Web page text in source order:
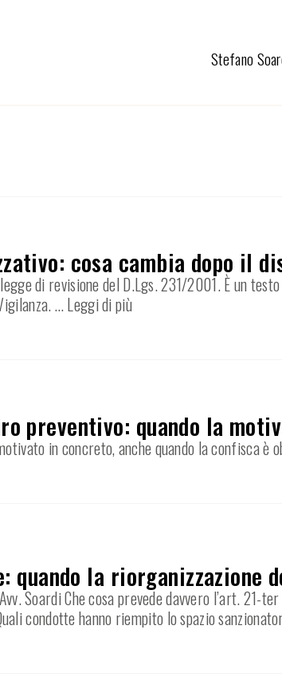
Stefano
cosa cambia dopo il
di revisione del D.Lgs. 231/2001. È un
… Leggi di più
preventivo: quando la
in concreto, anche quando la confisca
quando la
Soardi Che cosa prevede davvero l’art. 21-
condotte hanno riempito lo spazio